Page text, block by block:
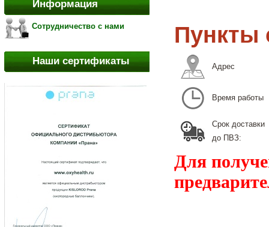
Информация
Сотрудничество с нами
Наши сертификаты
Пункты
Адрес
Время работы
Срок доставки
до ПВЗ:
Для